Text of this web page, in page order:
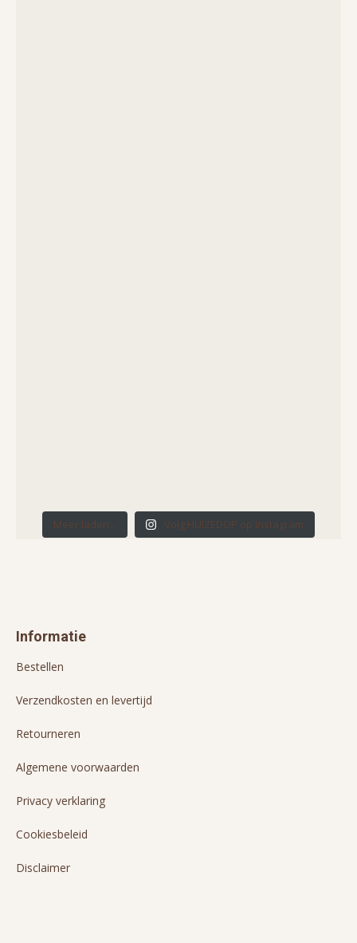
Meer laden... Volg HUIZEDOP op Instagram
Informatie
Bestellen
Verzendkosten en levertijd
Retourneren
Algemene voorwaarden
Privacy verklaring
Cookiesbeleid
Disclaimer